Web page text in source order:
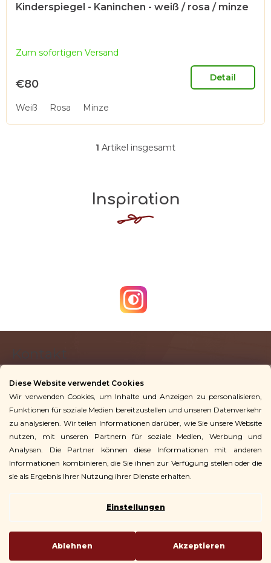
Diese Website verwendet Cookies
Wir verwenden Cookies, um Inhalte und Anzeigen zu personalisieren,
Funktionen für soziale Medien bereitzustellen und unseren Datenverkehr
zu analysieren. Wir teilen Informationen darüber, wie Sie unsere Website
nutzen, mit unseren Partnern für soziale Medien, Werbung und
Analysen. Die Partner können diese Informationen mit anderen
Informationen kombinieren, die Sie ihnen zur Verfügung stellen oder die
sie als Ergebnis Ihrer Nutzung ihrer Dienste erhalten.
Einstellungen
Ablehnen Akzeptieren
Kinderspiegel - Kaninchen - weiß / rosa / minze
Zum sofortigen Versand
€80 Detail
Weiß Rosa Minze
S
u
e
m
e
t
d
e
r
L
i
s
t
e
1 Artikel insgesamt
Inspiration
ß
e
Kontakt
info@vingoshop.de
+49 781 9563 3016
Für Kunden
Erstellt von Shoptet
Copyright 2026Vingo. Alle Rechte vorbehalten.